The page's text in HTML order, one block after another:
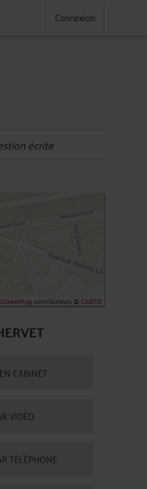
Connexion
écrite
contributeurs ©CARTO
CABINET
VIDÉO
TÉLÉPHONE